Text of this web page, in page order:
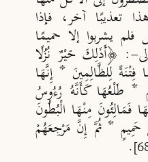
تعذيبًا آخر، فإذا
يشربوا إلا حميمًا
: ﴿أَذَلِكَ خَيْرٌ نُزُلًا
فِتْنَةً لِلظَّالِمِينَ * إِنَّهَا
* طَلْعُهَا كَأَنَّهُ رُءُوسُ
فَمَالِئُونَ مِنْهَا الْبُطُونَ
حَمِيمٍ * ثُمَّ إِنَّ مَرْجِعَهُمْ
.